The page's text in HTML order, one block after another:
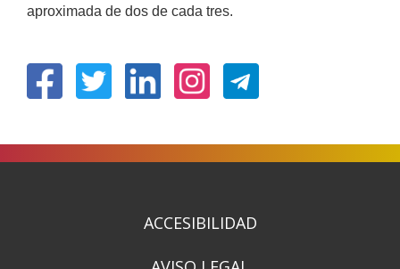
aproximada de dos de cada tres.
ACCESIBILIDAD